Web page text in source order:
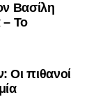
Βασίλη
– Το
Οι πιθανοί